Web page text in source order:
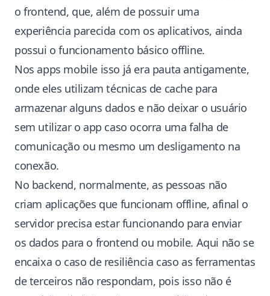
o frontend, que, além de possuir uma
experiência parecida com os aplicativos, ainda
possui o funcionamento básico offline.
Nos apps mobile isso já era pauta antigamente,
onde eles utilizam técnicas de cache para
armazenar alguns dados e não deixar o usuário
sem utilizar o app caso ocorra uma falha de
comunicação ou mesmo um desligamento na
conexão.
No backend, normalmente, as pessoas não
criam aplicações que funcionam offline, afinal o
servidor precisa estar funcionando para enviar
os dados para o frontend ou mobile. Aqui não se
encaixa o caso de resiliência caso as ferramentas
de terceiros não respondam, pois isso não é